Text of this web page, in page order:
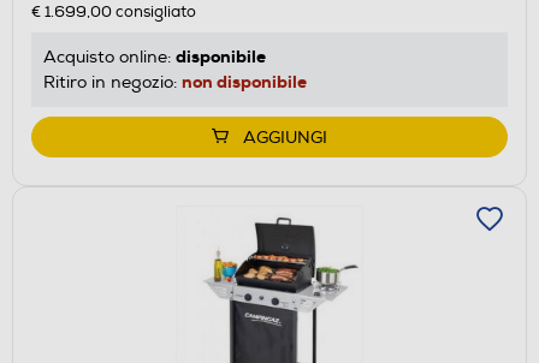
€ 1.699,00consigliato
Acquisto online: disponibile
Ritiro in negozio: non disponibile
AGGIUNGI